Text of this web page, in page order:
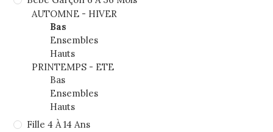
AUTOMNE - HIVER
Bas
Ensembles
Hauts
PRINTEMPS - ETE
Bas
Ensembles
Hauts
Fille 4 À 14 Ans